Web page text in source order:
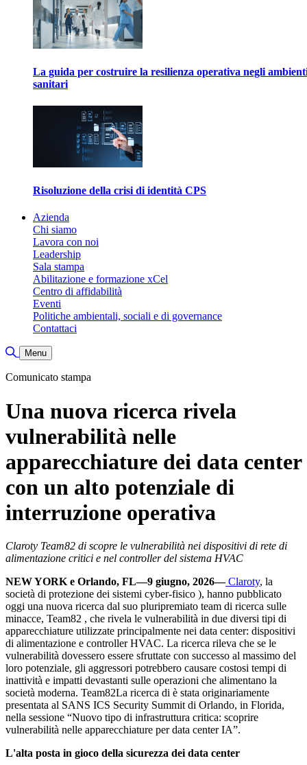
La guida per costruire la resilienza operativa negli
sanitari
Risoluzione della crisi di identità CPS
Azienda
Chi siamo
Lavora con noi
Leadership
Sala stampa
Abilitazione e formazione xCel
Centro di affidabilità
Eventi
Politiche ambientali, sociali e di governance
Contattaci
Attiva/disattiva ricerca
Menu
Comunicato stampa
Una nuova ricerca rivela
vulnerabilità nelle
apparecchiature dei data center
con un alto potenziale di
interruzione operativa
Claroty Team82 di scopre le vulnerabilità nei dispositivi di rete di
alimentazione critici e nel controller del sistema HVAC
NEW YORK e Orlando, FL—9 giugno, 2026—Claroty, la
società di protezione dei sistemi cyber-fisico ), hanno pubblicato
oggi una nuova ricerca dal suo pluripremiato team di ricerca sulle
minacce, Team82 , che rivela le vulnerabilità in due diversi tipi di
apparecchiature utilizzate principalmente nei data center: dispositivi
di alimentazione e controller HVAC. La ricerca rileva che se le
vulnerabilità dovessero essere sfruttate con successo al massimo del
loro potenziale, gli aggressori potrebbero causare costosi tempi di
inattività e impatti devastanti sulle operazioni che alimentano la
società moderna. Team82La ricerca di è stata originariamente
presentata al SANS ICS Security Summit di Orlando, in Florida,
nella sessione “Nuovo tipo di infrastruttura critica: scoprire
vulnerabilità nelle apparecchiature per data center IA”.
L'alta posta in gioco della sicurezza dei data center